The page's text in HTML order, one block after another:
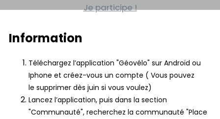
Je participe !
Information
Téléchargez l’application "Géovélo" sur Androïd ou
Iphone et créez-vous un compte ( Vous pouvez
le supprimer dès juin si vous voulez)
Lancez l’application, puis dans la section
"Communauté", recherchez la communauté "Place